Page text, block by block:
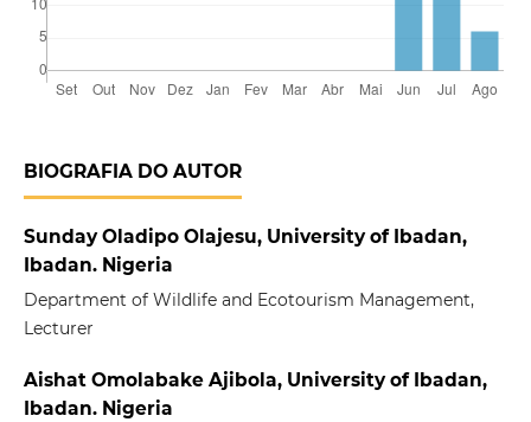
BIOGRAFIA DO AUTOR
Sunday Oladipo Olajesu, University of Ibadan,
Ibadan. Nigeria
Department of Wildlife and Ecotourism Management,
Lecturer
Aishat Omolabake Ajibola, University of Ibadan,
Ibadan. Nigeria